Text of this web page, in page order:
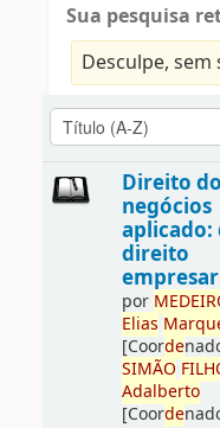
Sua pesquisa
Desculpe, sem
Direito
negócios
aplicado:
direito
por MEDE
Elias
[Coorde
SIMÃO
Adalberto
[Coorde